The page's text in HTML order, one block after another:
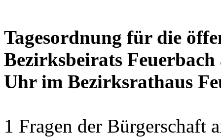
Tagesordnung für die
Bezirksbeirats
Uhr im Bezirksrathaus
1 Fragen der Bürgerschaft